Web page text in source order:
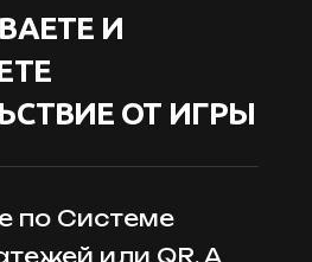
И
ОТ ИГРЫ
по Системе
или QR. А